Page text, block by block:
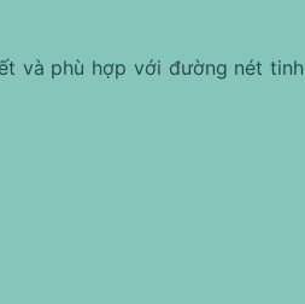
và phù hợp với đường nét